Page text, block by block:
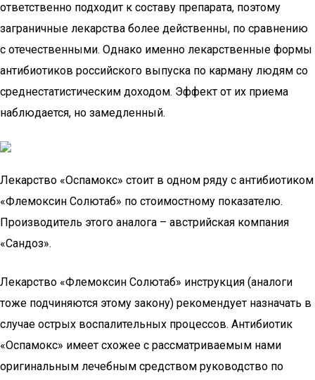
ответственно подходит к составу препарата, поэтому
заграничные лекарства более действенны, по сравнению
с отечественными. Однако именно лекарственные формы
антибиотиков российского выпуска по карману людям со
среднестатистическим доходом. Эффект от их приема
наблюдается, но замедленный.
Лекарство «Оспамокс» стоит в одном ряду с антибиотиком
«Флемоксин Солютаб» по стоимостному показателю.
Производитель этого аналога – австрийская компания
«Сандоз».
Лекарство «Флемоксин Солютаб» инструкция (аналоги
тоже подчиняются этому закону) рекомендует назначать в
случае острых воспалительных процессов. Антибиотик
«Оспамокс» имеет схожее с рассматриваемым нами
оригинальным лечебным средством руководство по